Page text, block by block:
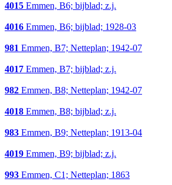
4015 Emmen, B6; bijblad; z.j.
4016 Emmen, B6; bijblad; 1928-03
981 Emmen, B7; Netteplan; 1942-07
4017 Emmen, B7; bijblad; z.j.
982 Emmen, B8; Netteplan; 1942-07
4018 Emmen, B8; bijblad; z.j.
983 Emmen, B9; Netteplan; 1913-04
4019 Emmen, B9; bijblad; z.j.
993 Emmen, C1; Netteplan; 1863